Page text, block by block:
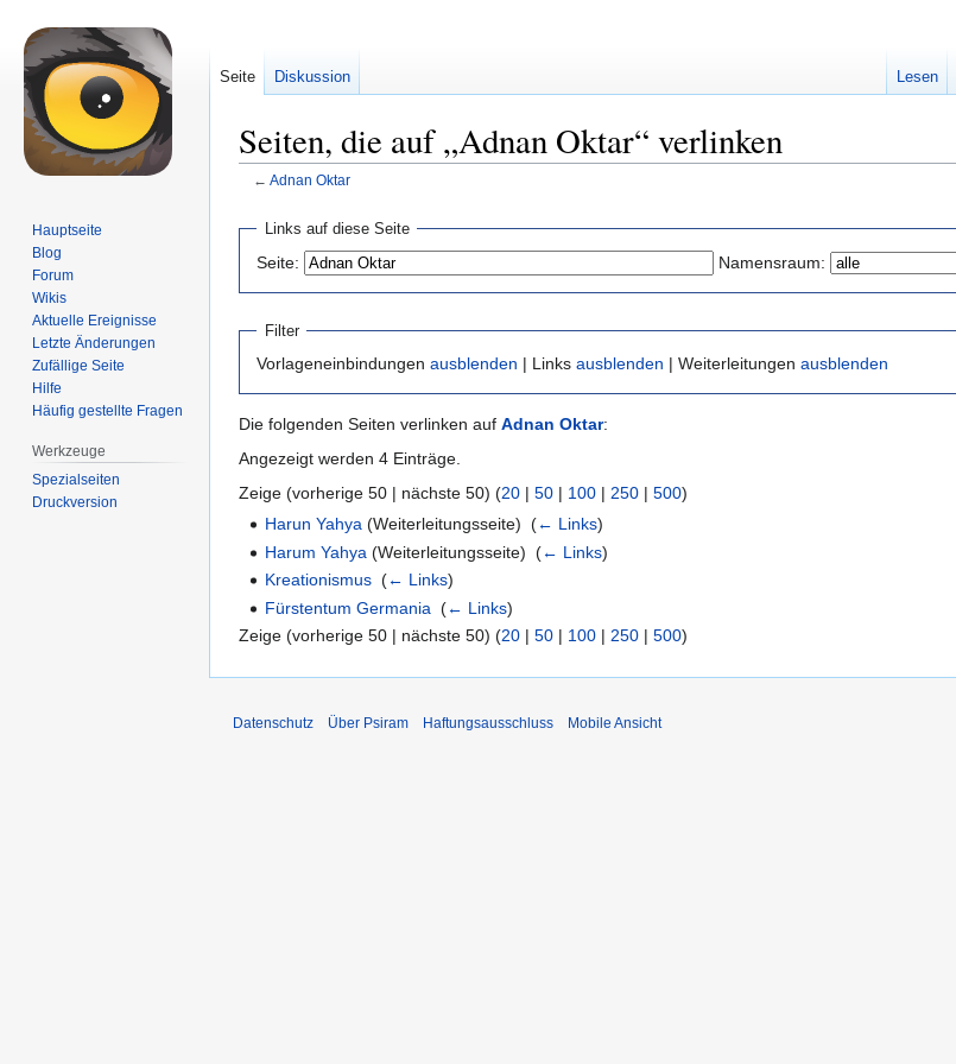
Seiten, die auf „Adnan Oktar“ verlinken
← Adnan Oktar
Navigation
springen
springen
Links auf diese Seite
Seite: Namensraum:
Filter
Vorlageneinbindungen ausblenden | Links ausblenden | Weiterleitungen ausblenden
Die folgenden Seiten verlinken auf Adnan Oktar:
Angezeigt werden 4 Einträge.
Zeige (vorherige 50 | nächste 50) (20 | 50 | 100 | 250 | 500)
Harun Yahya (Weiterleitungsseite) ‎(← Links)
Harum Yahya (Weiterleitungsseite) ‎(← Links)
Kreationismus ‎(← Links)
Fürstentum Germania ‎(← Links)
Zeige (vorherige 50 | nächste 50) (20 | 50 | 100 | 250 | 500)
Seite Diskussion Lesen
Hauptseite
Blog
Forum
Wikis
Aktuelle Ereignisse
Letzte Änderungen
Zufällige Seite
Hilfe
Häufig gestellte Fragen
Werkzeuge
Spezialseiten
Druckversion
Datenschutz Über Psiram Haftungsausschluss Mobile Ansicht